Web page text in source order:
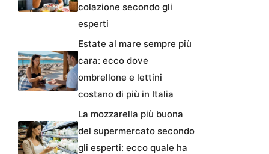
colazione secondo gli
esperti
Estate al mare sempre più
cara: ecco dove
ombrellone e lettini
costano di più in Italia
La mozzarella più buona
del supermercato secondo
gli esperti: ecco quale ha